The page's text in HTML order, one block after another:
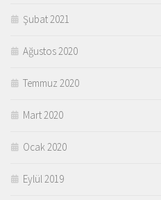
Şubat 2021
Ağustos 2020
Temmuz 2020
Mart 2020
Ocak 2020
Eylül 2019